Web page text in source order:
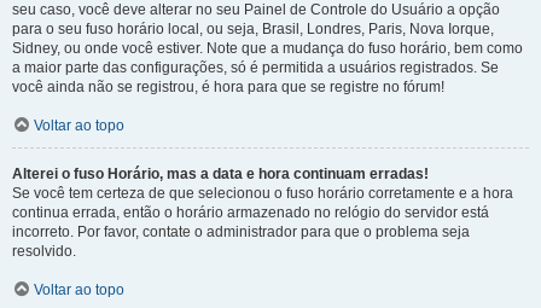
seu caso, você deve alterar no seu Painel de Controle do Usuário a opção
para o seu fuso horário local, ou seja, Brasil, Londres, Paris, Nova Iorque,
Sidney, ou onde você estiver. Note que a mudança do fuso horário, bem como
a maior parte das configurações, só é permitida a usuários registrados. Se
você ainda não se registrou, é hora para que se registre no fórum!
Voltar ao topo
Alterei o fuso Horário, mas a data e hora continuam erradas!
Se você tem certeza de que selecionou o fuso horário corretamente e a hora
continua errada, então o horário armazenado no relógio do servidor está
incorreto. Por favor, contate o administrador para que o problema seja
resolvido.
Voltar ao topo